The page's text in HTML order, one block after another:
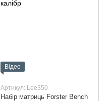
Відео
Артикул: Lee350
Набір матриць Forster Bench